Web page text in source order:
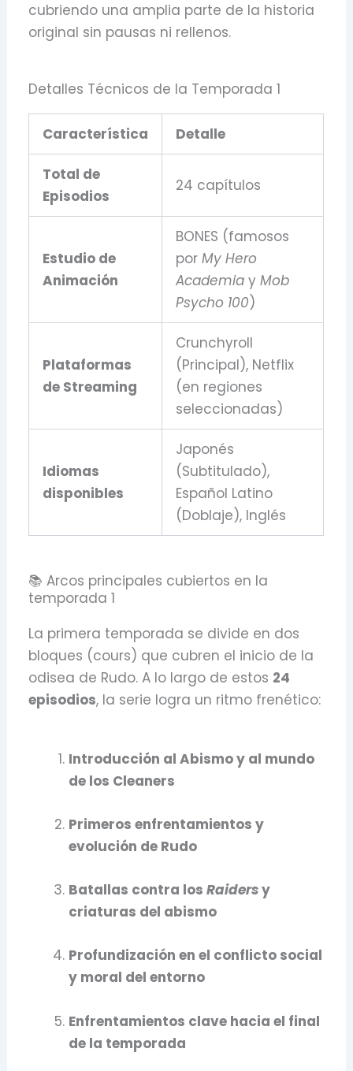
cubriendo una amplia parte de la historia
original sin pausas ni rellenos.
Detalles Técnicos de la Temporada 1
Característica Detalle
Total de
Episodios
24 capítulos
Estudio de
Animación
BONES (famosos
porMy Hero
Academia yMob
Psycho 100)
Plataformas
de Streaming
Crunchyroll
(Principal), Netflix
(en regiones
seleccionadas)
Idiomas
disponibles
Japonés
(Subtitulado),
Español Latino
(Doblaje), Inglés
📚 Arcos principales cubiertos en la
temporada 1
La primera temporada se divide en dos
bloques (cours) que cubren el inicio de la
odisea de Rudo. A lo largo de estos 24
episodios, la serie logra un ritmo frenético:
Introducción al Abismo y al mundo
de los Cleaners
Primeros enfrentamientos y
evolución de Rudo
Batallas contra losRaidersy
criaturas del abismo
Profundización en el conflicto social
y moral del entorno
Enfrentamientos clave hacia el final
de la temporada